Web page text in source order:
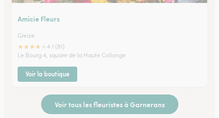
Amicie Fleurs
Gleize
★★★★
4.1 (81)
Le Bourg 4, square de la Haute Collonge
Voir la boutique
Voir tous les fleuristes à Garnerans